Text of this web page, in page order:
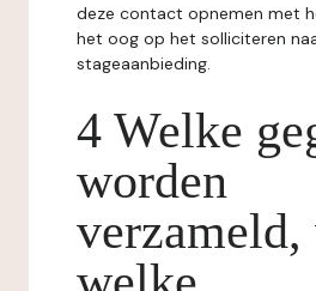
deze contact opnemen met
het oog op het solliciteren
stageaanbieding.
4 Welke
worden